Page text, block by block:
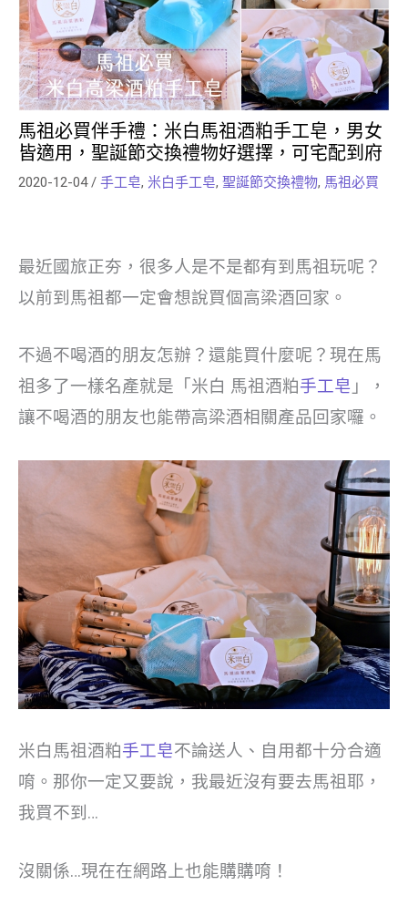
馬祖必買伴手禮：米白馬祖酒粕手工皂，男女
皆適用，聖誕節交換禮物好選擇，可宅配到府
2020-12-04 / 手工皂, 米白手工皂, 聖誕節交換禮物, 馬祖必買
最近國旅正夯，很多人是不是都有到馬祖玩呢？
以前到馬祖都一定會想說買個高梁酒回家。
不過不喝酒的朋友怎辦？還能買什麼呢？現在馬
祖多了一樣名產就是「米白 馬祖酒粕手工皂」，
讓不喝酒的朋友也能帶高梁酒相關產品回家囉。
米白馬祖酒粕手工皂不論送人、自用都十分合適
唷。那你一定又要說，我最近沒有要去馬祖耶，
我買不到…
沒關係…現在在網路上也能購購唷！